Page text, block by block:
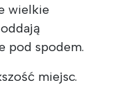
wielkie
pod spodem.
miejsc.